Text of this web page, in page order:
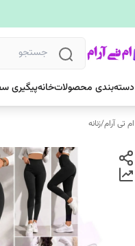
دسته‌بندی محصولاتخانهپیگیری
ام تی آرام/زنانه